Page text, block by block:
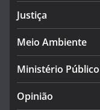
Justiça
Meio Ambiente
Ministério Público
Opinião